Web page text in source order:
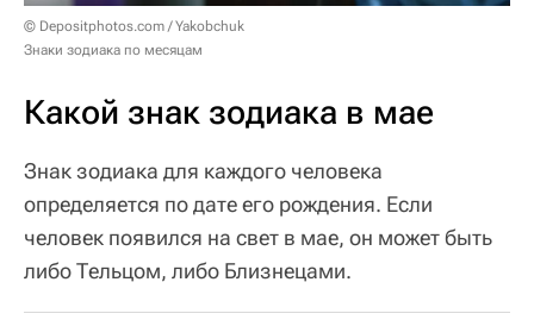
© Depositphotos.com / Yakobchuk
Знаки зодиака по месяцам
Какой знак зодиака в мае
Знак зодиака для каждого человека
определяется по дате его рождения. Если
человек появился на свет в мае, он может быть
либо Тельцом, либо Близнецами.